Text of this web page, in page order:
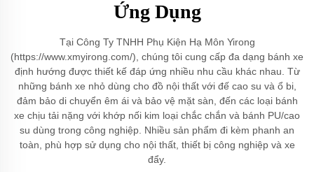
Ứng Dụng
Tại Công Ty TNHH Phụ Kiện Hạ Môn Yirong
(https://www.xmyirong.com/), chúng tôi cung cấp đa dạng bánh xe
định hướng được thiết kế đáp ứng nhiều nhu cầu khác nhau. Từ
những bánh xe nhỏ dùng cho đồ nội thất với đế cao su và ổ bi,
đảm bảo di chuyển êm ái và bảo vệ mặt sàn, đến các loại bánh
xe chịu tải nặng với khớp nối kim loại chắc chắn và bánh PU/cao
su dùng trong công nghiệp. Nhiều sản phẩm đi kèm phanh an
toàn, phù hợp sử dụng cho nội thất, thiết bị công nghiệp và xe
đẩy.